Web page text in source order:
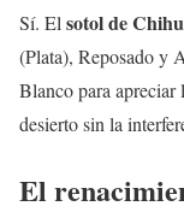
Sí. El sotol de
(Plata), Reposado y
Blanco para apreciar
desierto sin la
El